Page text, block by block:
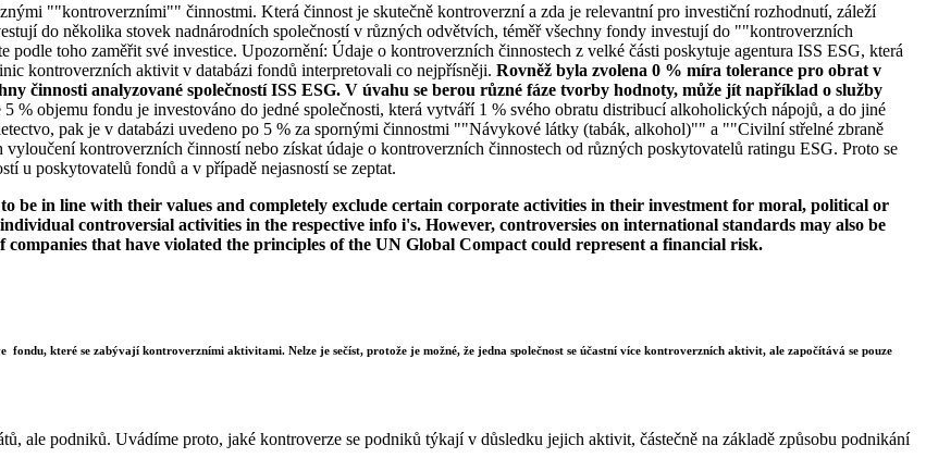
""kontroverzními"" činnostmi. Která činnost je skutečně kontroverzní a zda je relevantní pro investiční rozhodnutí, záleží
do několika stovek nadnárodních společností v různých odvětvích, téměř všechny fondy investují do ""kontroverzních
toho zaměřit své investice. Upozornění: Údaje o kontroverzních činnostech z velké části poskytuje agentura ISS ESG, která
kontroverzních aktivit v databázi fondů interpretovali co nejpřísněji. Rovněž byla zvolena 0 % míra tolerance pro obrat v
činnosti analyzované společností ISS ESG. V úvahu se berou různé fáze tvorby hodnoty, může jít například o služby
% objemu fondu je investováno do jedné společnosti, která vytváří 1 % svého obratu distribucí alkoholických nápojů, a do jiné
pak je v databázi uvedeno po 5 % za spornými činnostmi ""Návykové látky (tabák, alkohol)"" a ""Civilní střelné zbraně
kontroverzních činností nebo získat údaje o kontroverzních činnostech od různých poskytovatelů ratingu ESG. Proto se
u poskytovatelů fondů a v případě nejasností se zeptat.
be in line with their values and completely exclude certain corporate activities in their investment for moral, political or
controversial activities in the respective info i's. However, controversies on international standards may also be
that have violated the principles of the UN Global Compact could represent a financial risk.
fondu, které se zabývají kontroverzními aktivitami. Nelze je sečíst, protože je možné, že jedna společnost se účastní více kontroverzních aktivit, ale započítává se pouze
ale podniků. Uvádíme proto, jaké kontroverze se podniků týkají v důsledku jejich aktivit, částečně na základě způsobu podnikání